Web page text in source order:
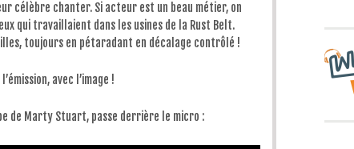
célèbre chanter. Si acteur est un beau métier, on
qui travaillaient dans les usines de la Rust Belt.
toujours en pétaradant en décalage contrôlé !
avec l’image !
de Marty Stuart, passe derrière le micro :